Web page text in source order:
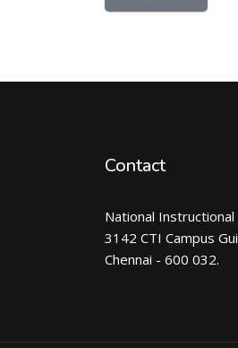
Contact
National
3142 CTI Campus
Chennai - 600 032.